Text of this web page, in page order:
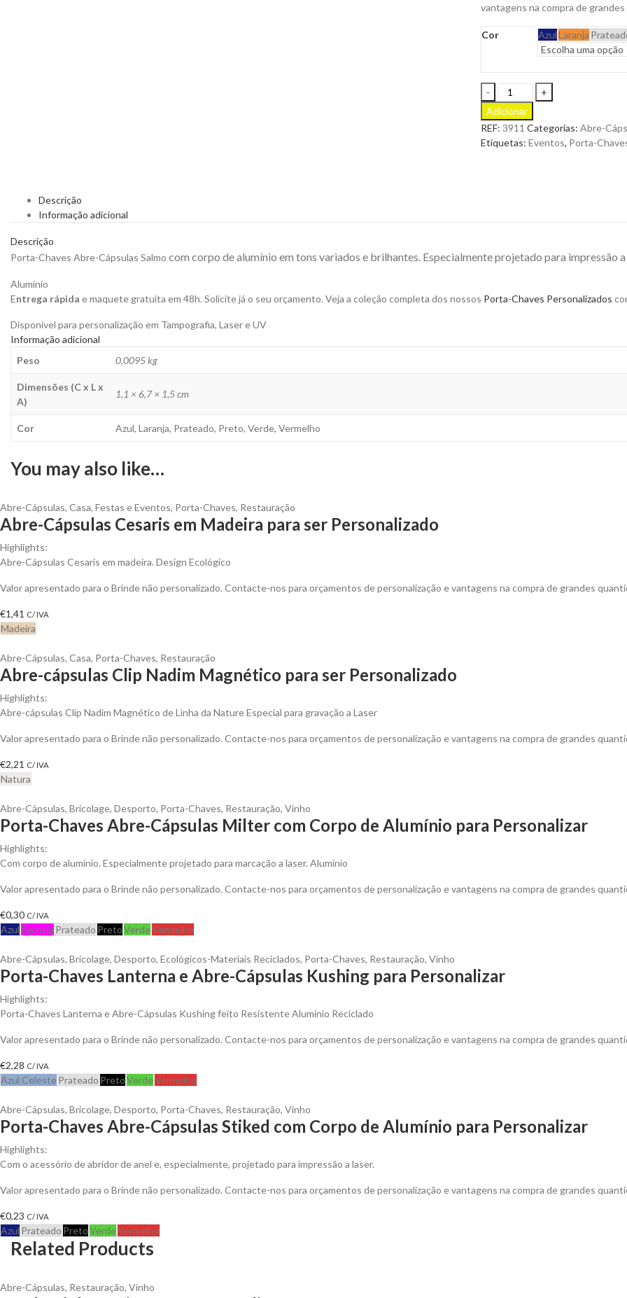
vantagens na compra de
Cor AzulLaranja
Porta-
Chaves
Abre-
Cápsulas
Salmo
quantity
Adicionar
REF: 3911 Categorias: Abre-
Etiquetas: Eventos, Porta-
Descrição
Informação adicional
Descrição
Porta-Chaves Abre-Cápsulas Salmo com corpo de alumínio em tons variados e brilhantes. Especialmente projetado para impressão a
Alumínio
Entrega rápida e maquete gratuita em 48h. Solicite já o seu orçamento. Veja a coleção completa dos nossos Porta-Chaves Personalizados
Disponível para personalização em Tampografia, Laser e UV
Informação adicional
Peso
0,0095 kg
Dimensões (C x L x
A)
1,1 × 6,7 × 1,5 cm
Cor Azul, Laranja, Prateado, Preto, Verde, Vermelho
You may also like…
Abre-Cápsulas, Casa, Festas e Eventos, Porta-Chaves, Restauração
Abre-Cápsulas Cesaris em Madeira para ser Personalizado
Highlights:
Abre-Cápsulas Cesaris em madeira. Design Ecológico
Valor apresentado para o Brinde não personalizado. Contacte-nos para orçamentos de personalização e vantagens na compra de grandes
€1,41 C/ IVA
Madeira
Abre-Cápsulas, Casa, Porta-Chaves, Restauração
Abre-cápsulas Clip Nadim Magnético para ser Personalizado
Highlights:
Abre-cápsulas Clip Nadim Magnético de Linha da Nature Especial para gravação a Laser
Valor apresentado para o Brinde não personalizado. Contacte-nos para orçamentos de personalização e vantagens na compra de grandes
€2,21 C/ IVA
Natura
Abre-Cápsulas, Bricolage, Desporto, Porta-Chaves, Restauração, Vinho
Porta-Chaves Abre-Cápsulas Milter com Corpo de Alumínio para Personalizar
Highlights:
Com corpo de alumínio. Especialmente projetado para marcação a laser. Alumínio
Valor apresentado para o Brinde não personalizado. Contacte-nos para orçamentos de personalização e vantagens na compra de grandes
€0,30 C/ IVA
AzulFuchsia Prateado PretoVerdeVermelho
Abre-Cápsulas, Bricolage, Desporto, Ecológicos-Materiais Reciclados, Porta-Chaves, Restauração, Vinho
Porta-Chaves Lanterna e Abre-Cápsulas Kushing para Personalizar
Highlights:
Porta-Chaves Lanterna e Abre-Cápsulas Kushing feito Resistente Alumínio Reciclado
Valor apresentado para o Brinde não personalizado. Contacte-nos para orçamentos de personalização e vantagens na compra de grandes
€2,28 C/ IVA
Azul Celeste Prateado PretoVerdeVermelho
Abre-Cápsulas, Bricolage, Desporto, Porta-Chaves, Restauração, Vinho
Porta-Chaves Abre-Cápsulas Stiked com Corpo de Alumínio para Personalizar
Highlights:
Com o acessório de abridor de anel e, especialmente, projetado para impressão a laser.
Valor apresentado para o Brinde não personalizado. Contacte-nos para orçamentos de personalização e vantagens na compra de grandes
€0,23 C/ IVA
Azul Prateado PretoVerdeVermelho
Related Products
Abre-Cápsulas, Restauração, Vinho